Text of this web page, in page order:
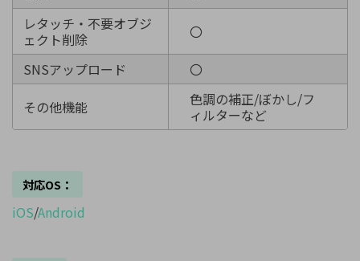
レタッチ・不要オブジ
ェクト削除
〇
SNSアップロード
〇
その他機能
色調の補正/ぼかし/フ
ィルターなど
対応OS：
iOS/Android